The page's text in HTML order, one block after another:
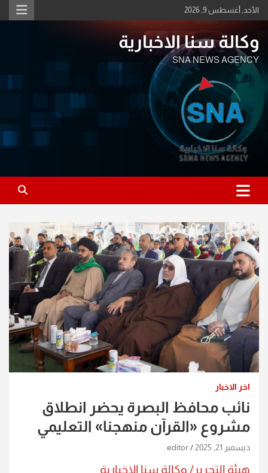
Skip
to
الأحد, أغسطس 9, 2026
وكالة سنا الاخبارية
SNA NEWS AGENCY
اخر الاخبار
نائب محافظ البصرة يحضر انطلاق
مشروع «القرآن منهجنا» التعليمي
ديسمبر 21, 2025 editor
هيئة التحرير/ وكالة سنا الاخبارية